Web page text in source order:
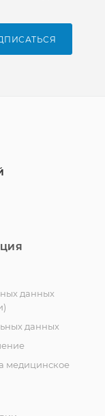
данных
данных
медицинское